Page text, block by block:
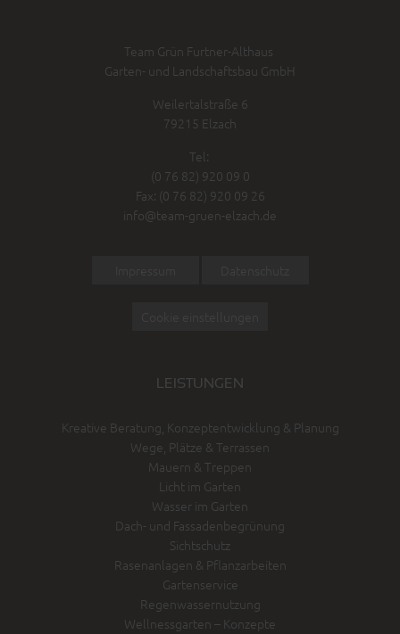
Team Grün Furtner-Althaus
Garten- und Landschaftsbau GmbH
Weilertalstraße 6
79215 Elzach
Tel:
(0 76 82) 920 09 0
Fax: (0 76 82) 920 09 26
info@team-gruen-elzach.de
LEISTUNGEN
Kreative Beratung, Konzeptentwicklung & Planung
Wege, Plätze & Terrassen
Mauern & Treppen
Licht im Garten
Wasser im Garten
Dach- und Fassadenbegrünung
Sichtschutz
Rasenanlagen & Pflanzarbeiten
Gartenservice
Regenwassernutzung
Wellnessgarten – Konzepte